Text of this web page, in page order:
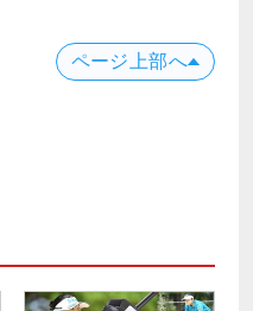
ページ上部へ